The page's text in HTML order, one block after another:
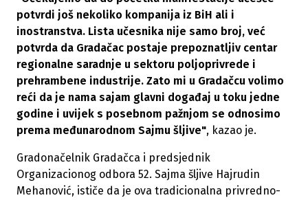
potvrdi još nekoliko kompanija iz BiH ali i
inostranstva. Lista učesnika nije samo broj, već
potvrda da Gradačac postaje prepoznatljiv centar
regionalne saradnje u sektoru poljoprivrede i
prehrambene industrije. Zato mi u Gradačcu volimo
reći da je nama sajam glavni događaj u toku jedne
godine i uvijek s posebnom pažnjom se odnosimo
prema međunarodnom Sajmu šljive", kazao je.
Gradonačelnik Gradačca i predsjednik
Organizacionog odbora 52. Sajma šljive Hajrudin
Mehanović, ističe da je ova tradicionalna privredno-